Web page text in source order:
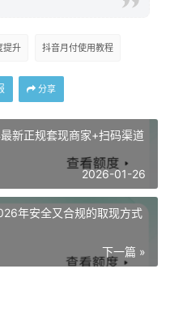
提升 抖音月付使用教程
分享
新正规套现商家+扫码渠道
2026-01-26
年安全又合规的取现方式
下一篇 »